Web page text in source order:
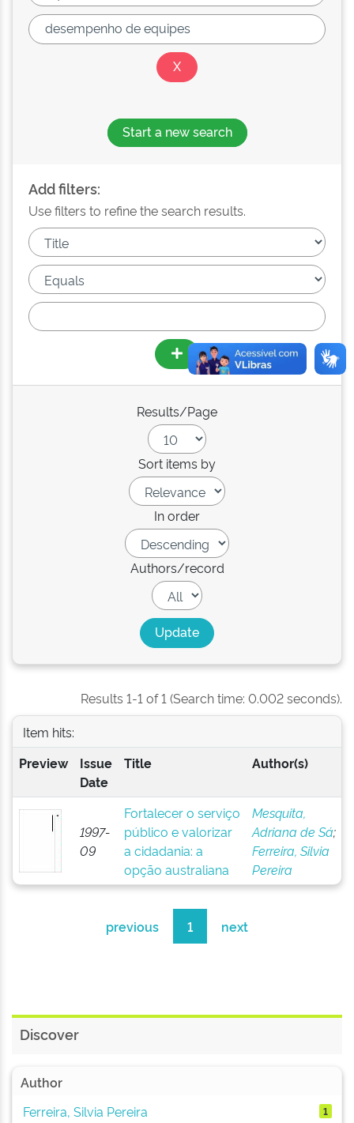
Start a new search
Add filters:
Use filters to refine the search results.
Results/Page
Sort items by
In order
Authors/record
Results 1-1 of 1 (Search time: 0.002 seconds).
Item hits:
Preview
Issue
Date
Title Author(s)
1997-
09
Fortalecer o serviço
público e valorizar
a cidadania: a
opção australiana
Mesquita,
Adriana de Sá;
Ferreira, Silvia
Pereira
previous 1 next
Discover
Author
Ferreira, Silvia Pereira
1